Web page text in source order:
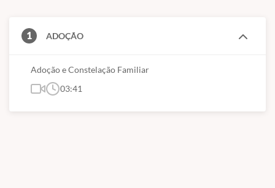
1 ADOÇÃO
Adoção e Constelação Familiar
03:41